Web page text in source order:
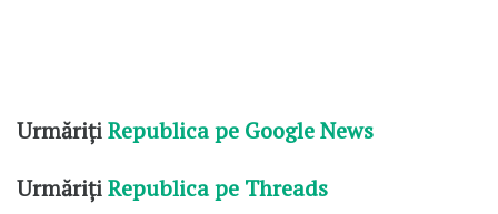
UrmărițiRepublica pe Google News
UrmărițiRepublica pe Threads